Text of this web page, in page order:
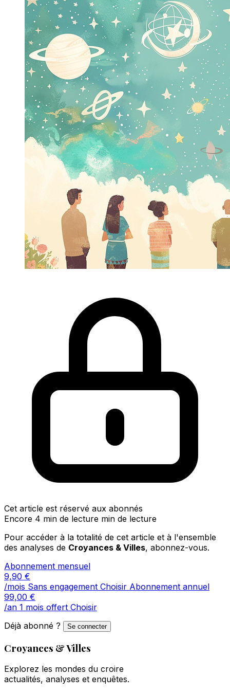
Cet article est réservé aux abonnés
Encore 4 min de lecture min de lecture
Pour accéder à la totalité de cet article et à l'ensemble
des analyses de Croyances & Villes, abonnez-vous.
Abonnement mensuel
9,90 €
/mois Sans engagement Choisir Abonnement annuel
99,00 €
/an 1 mois offert Choisir
Déjà abonné ?
Se connecter
Croyances & Villes
Explorez les mondes du croire
actualités, analyses et enquêtes.